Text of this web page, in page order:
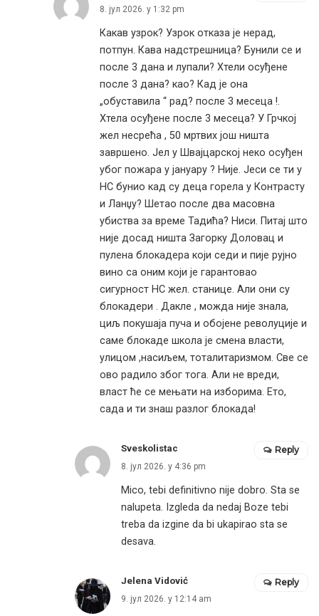
8. јул 2026. у 1:32 pm
Какав узрок? Узрок отказа је нерад,
потпун. Кава надстрешница? Бунили се и
после 3 дана и лупали? Хтели осуђене
после 3 дана? као? Кад је она
„обуставила “ рад? после 3 месеца !.
Хтела осуђене после 3 месеца? У Грчкој
жел несрећа , 50 мртвих још ништа
завршено. Јел у Швајцарској неко осуђен
убог пожара у јануару ? Није. Јеси се ти у
НС бунио кад су деца горела у Контрасту
и Ланџу? Шетао после два масовна
убиства за време Тадића? Ниси. Питај што
није досад ништа Загорку Доловац и
пулена блокадера који седи и пије рујно
вино са оним који је гарантовао
сигурност НС жел. станице. Али они су
блокадери . Дакле , можда није знала,
циљ покушаја пуча и обојене револуције и
саме блокаде школа је смена власти,
улицом ,насиљем, тоталитаризмом. Све се
ово радило због тога. Али не вреди,
власт ће се мењати на изборима. Ето,
сада и ти знаш разлог блокада!
Sveskolistac
8. јул 2026. у 4:36 pm
Mico, tebi definitivno nije dobro. Sta se
nalupeta. Izgleda da nedaj Boze tebi
treba da izgine da bi ukapirao sta se
desava.
Reply
Jelena Vidović
9. јул 2026. у 12:14 am
Reply